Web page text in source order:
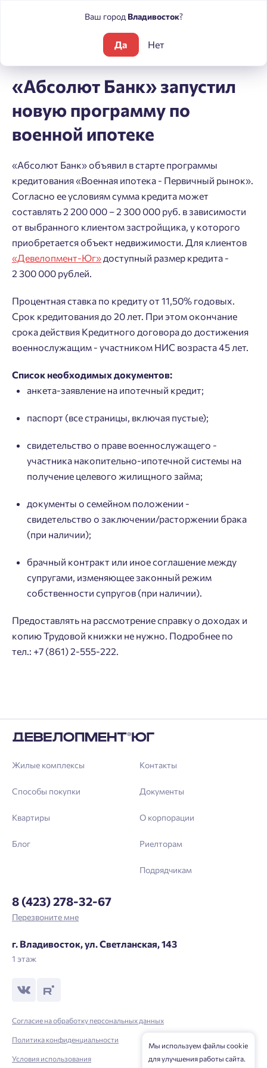
«Абсолют Банк» запустил новую
«Абсолют Банк» запустил
новую программу по
военной ипотеке
«Абсолют Банк» объявил в старте программы
кредитования «Военная ипотека - Первичный рынок».
Согласно ее условиям сумма кредита может
составлять 2 200 000 – 2 300 000 руб. в зависимости
от выбранного клиентом застройщика, у которого
приобретается объект недвижимости. Для клиентов
«Девелопмент-Юг» доступный размер кредита -
2 300 000 рублей.
Процентная ставка по кредиту от 11,50% годовых.
Срок кредитования до 20 лет. При этом окончание
срока действия Кредитного договора до достижения
военнослужащим - участником НИС возраста 45 лет.
Список необходимых документов:
анкета-заявление на ипотечный кредит;
паспорт (все страницы, включая пустые);
свидетельство о праве военнослужащего -
участника накопительно-ипотечной системы на
получение целевого жилищного займа;
документы о семейном положении -
свидетельство о заключении/расторжении брака
(при наличии);
брачный контракт или иное соглашение между
супругами, изменяющее законный режим
собственности супругов (при наличии).
Предоставлять на рассмотрение справку о доходах и
копию Трудовой книжки не нужно. Подробнее по
тел.: +7 (861) 2-555-222.
Жилые комплексы
Способы покупки
Квартиры
Блог
Контакты
Документы
О корпорации
Риелторам
Подрядчикам
8 (423) 278-32-67
Перезвоните мне
г. Владивосток, ул. Светланская, 143
1 этаж
Согласие на обработку персональных данных
Политика конфиденциальности
Условия использования
Мы используем файлы cookie
для улучшения работы сайта.
Пожалуйста, оставьте ваши контакты и мы вам
перезвоним.
Согласен на обработку
Добро пожаловать в личный
кабинет
телефона, кликнув на кнопку «Войти» ниже
и мы вышлем вам одноразовый код
подтверждения.
Личный кабинет
Подтвердить
Личный кабинет
Выслать код повторно через 00:58.
Отправить
Выбор города
Пермь
Екатеринбург
Владивосток
Нет времени выбирать?
Подбор квартиры за 3 минуты
Начать
Ваш город Владивосток?
Да Нет